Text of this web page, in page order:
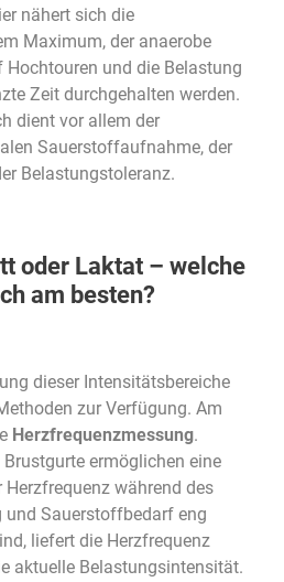
nähert sich die
Maximum, der anaerobe
und die Belastung
Zeit durchgehalten werden.
dient vor allem der
Sauerstoffaufnahme, der
Belastungstoleranz.
oder Laktat – welche
am besten?
dieser Intensitätsbereiche
zur Verfügung. Am
Herzfrequenzmessung.
ermöglichen eine
während des
und Sauerstoffbedarf eng
liefert die Herzfrequenz
aktuelle Belastungsintensität.